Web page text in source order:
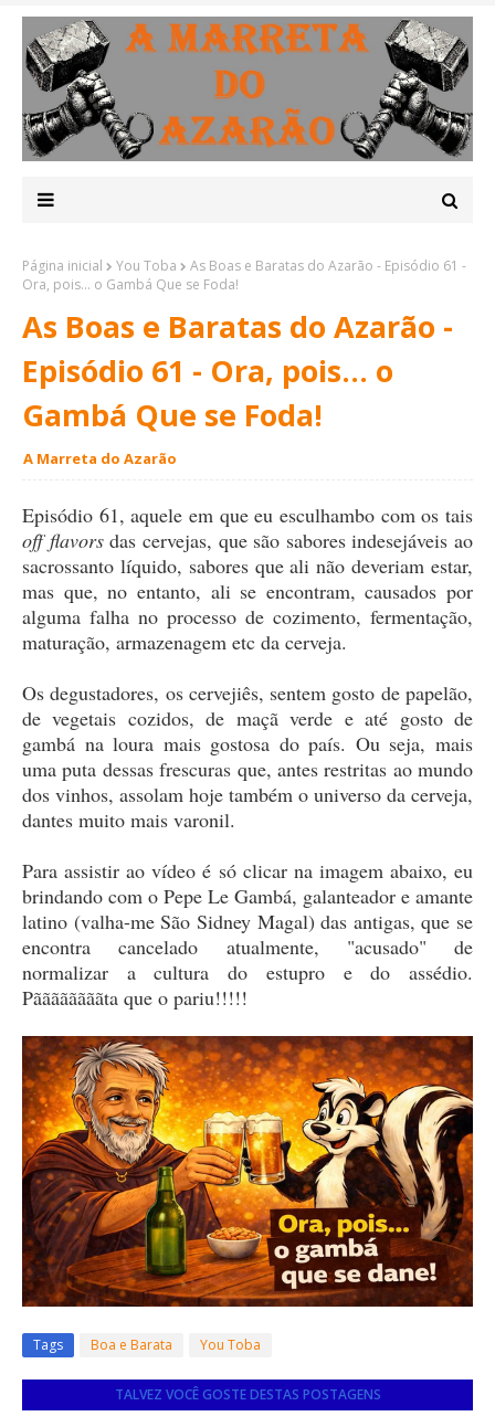
Página inicial You Toba
As Boas e Baratas do Azarão - Episódio 61 -
Ora, pois... o Gambá Que se Foda!
As Boas e Baratas do Azarão -
Episódio 61 - Ora, pois... o
Gambá Que se Foda!
A Marreta do Azarão
Episódio 61, aquele em que eu esculhambo com os tais
off flavorsdas cervejas, que são sabores indesejáveis ao
sacrossanto líquido, sabores que ali não deveriam estar,
mas que, no entanto, ali se encontram, causados por
alguma falha no processo de cozimento, fermentação,
maturação, armazenagem etc da cerveja.
Os degustadores, os cervejiês, sentem gosto de papelão,
de vegetais cozidos, de maçã verde e até gosto de
gambá na loura mais gostosa do país. Ou seja, mais
uma puta dessas frescuras que, antes restritas ao mundo
dos vinhos, assolam hoje também o universo da cerveja,
dantes muito mais varonil.
Para assistir ao vídeo é só clicar na imagem abaixo, eu
brindando com o Pepe Le Gambá, galanteador e amante
latino (valha-me São Sidney Magal) das antigas, que se
encontra cancelado atualmente, "acusado" de
normalizar a cultura do estupro e do assédio.
Pããããããããta que o pariu!!!!!
Tags Boa e Barata You Toba
TALVEZ VOCÊ GOSTE DESTAS POSTAGENS